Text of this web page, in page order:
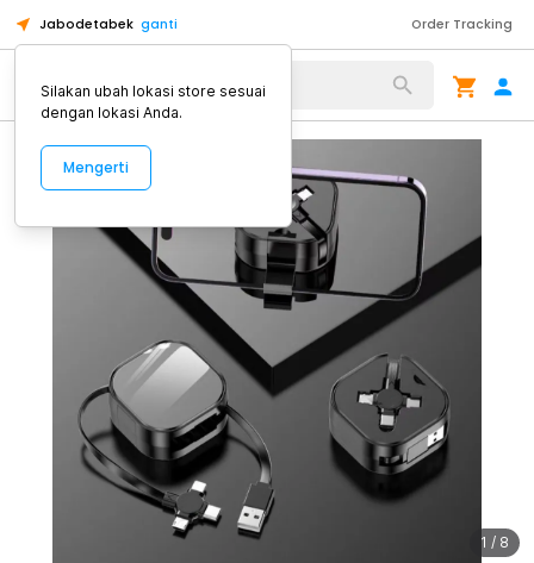
Jabodetabek ganti Order Tracking
Alat Kopi
1 / 8
Silakan ubah lokasi store sesuai
dengan lokasi Anda.
Mengerti